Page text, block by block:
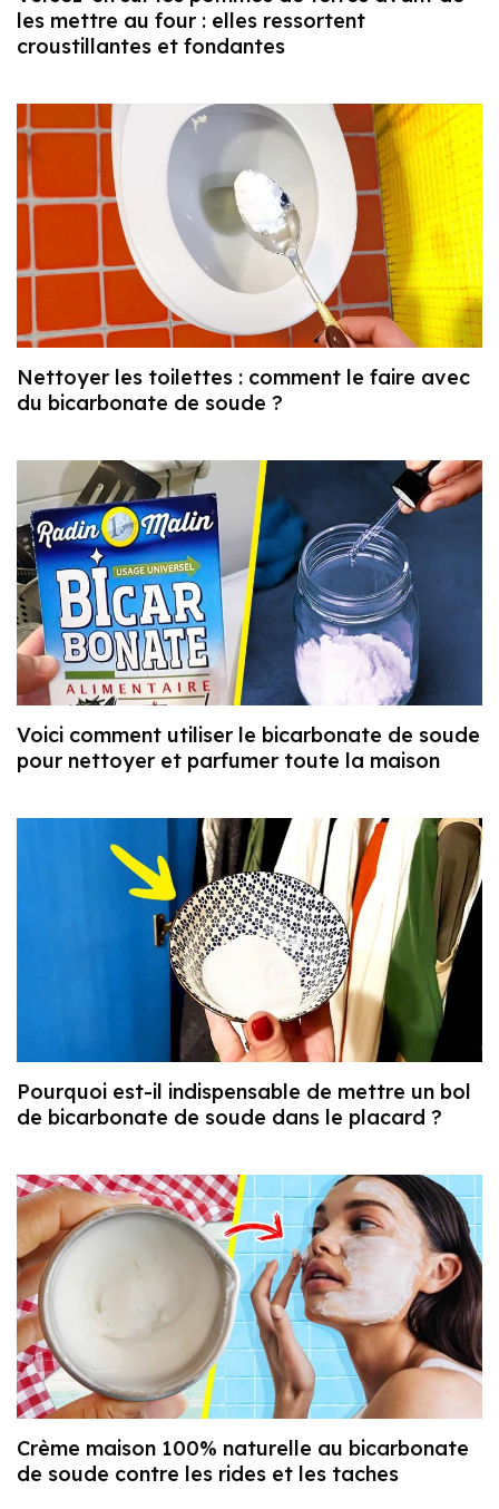
les mettre au four : elles ressortent
croustillantes et fondantes
Nettoyer les toilettes : comment le faire avec
du bicarbonate de soude ?
Voici comment utiliser le bicarbonate de soude
pour nettoyer et parfumer toute la maison
Pourquoi est-il indispensable de mettre un bol
de bicarbonate de soude dans le placard ?
Crème maison 100% naturelle au bicarbonate
de soude contre les rides et les taches